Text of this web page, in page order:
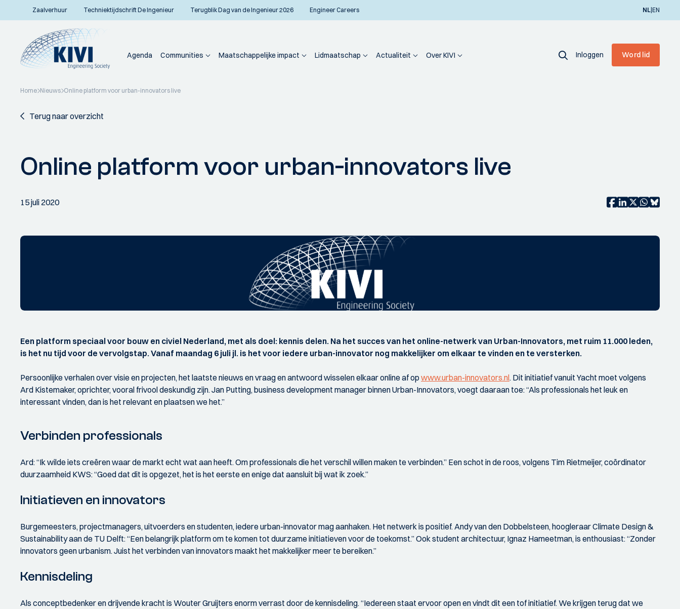
Zaalverhuur Techniektijdschrift De Ingenieur Terugblik Dag van de Ingenieur 2026 Engineer Careers NL|EN
Agenda Communities Maatschappelijke impact Lidmaatschap Actualiteit Over KIVI Inloggen Word lid
Home Nieuws Online platform voor urban-innovators live
Terug naar overzicht
Online platform voor urban-innovators live
15 juli 2020
Een platform speciaal voor bouw en civiel Nederland, met als doel: kennis delen. Na het succes van het online-netwerk van Urban-Innovators, met ruim 11.000 leden,
is het nu tijd voor de vervolgstap. Vanaf maandag 6 juli jl. is het voor iedere urban-innovator nog makkelijker om elkaar te vinden en te versterken.
Persoonlijke verhalen over visie en projecten, het laatste nieuws en vraag en antwoord wisselen elkaar online af op www.urban-innovators.nl. Dit initiatief vanuit Yacht moet volgens
Ard Kistemaker, oprichter, vooral frivool deskundig zijn. Jan Putting, business development manager binnen Urban-Innovators, voegt daaraan toe: “Als professionals het leuk en
interessant vinden, dan is het relevant en plaatsen we het.”
Verbinden professionals
Ard: “Ik wilde iets creëren waar de markt echt wat aan heeft. Om professionals die het verschil willen maken te verbinden.” Een schot in de roos, volgens Tim Rietmeijer, coördinator
duurzaamheid KWS: “Goed dat dit is opgezet, het is het eerste en enige dat aansluit bij wat ik zoek.”
Initiatieven en innovators
Burgemeesters, projectmanagers, uitvoerders en studenten, iedere urban-innovator mag aanhaken. Het netwerk is positief. Andy van den Dobbelsteen, hoogleraar Climate Design &
Sustainability aan de TU Delft: “Een belangrijk platform om te komen tot duurzame initiatieven voor de toekomst.” Ook student architectuur, Ignaz Hameetman, is enthousiast: “Zonder
innovators geen urbanism. Juist het verbinden van innovators maakt het makkelijker meer te bereiken.”
Kennisdeling
Als conceptbedenker en drijvende kracht is Wouter Gruijters enorm verrast door de kennisdeling. “Iedereen staat ervoor open en vindt dit een tof initiatief. We krijgen terug dat we